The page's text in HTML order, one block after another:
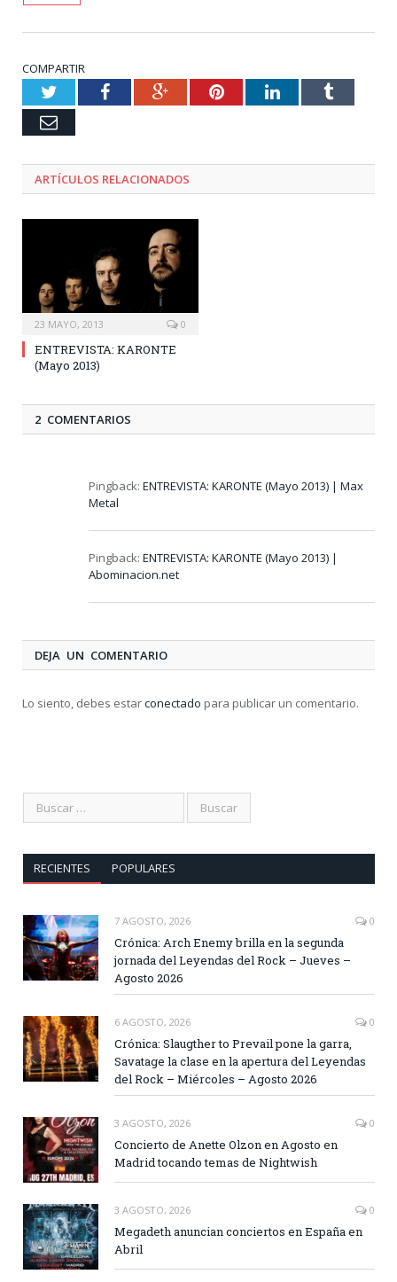
COMPARTIR
TwitterFacebookGoogle+PinterestLinkedInTumblr
Email
ARTÍCULOS RELACIONADOS
23 MAYO, 2013 0
ENTREVISTA: KARONTE
(Mayo 2013)
2 COMENTARIOS
Pingback: ENTREVISTA: KARONTE (Mayo 2013) | Max
Metal
Pingback: ENTREVISTA: KARONTE (Mayo 2013) |
Abominacion.net
DEJA UN COMENTARIO
Lo siento, debes estarconectado para publicar un comentario.
RECIENTES POPULARES
7 AGOSTO, 2026 0
Crónica: Arch Enemy brilla en la segunda
jornada del Leyendas del Rock – Jueves –
Agosto 2026
6 AGOSTO, 2026 0
Crónica: Slaugther to Prevail pone la garra,
Savatage la clase en la apertura del Leyendas
del Rock – Miércoles – Agosto 2026
3 AGOSTO, 2026 0
Concierto de Anette Olzon en Agosto en
Madrid tocando temas de Nightwish
3 AGOSTO, 2026 0
Megadeth anuncian conciertos en España en
Abril